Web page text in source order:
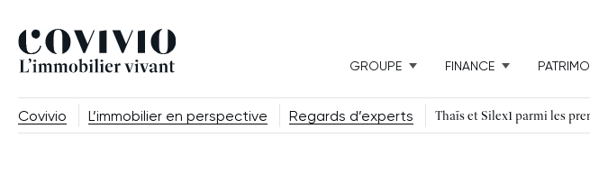
Covivio
GROUPE FINANCE
Covivio L’immobilier en perspective Regards d’experts Thaïs et Silex1 parmi les